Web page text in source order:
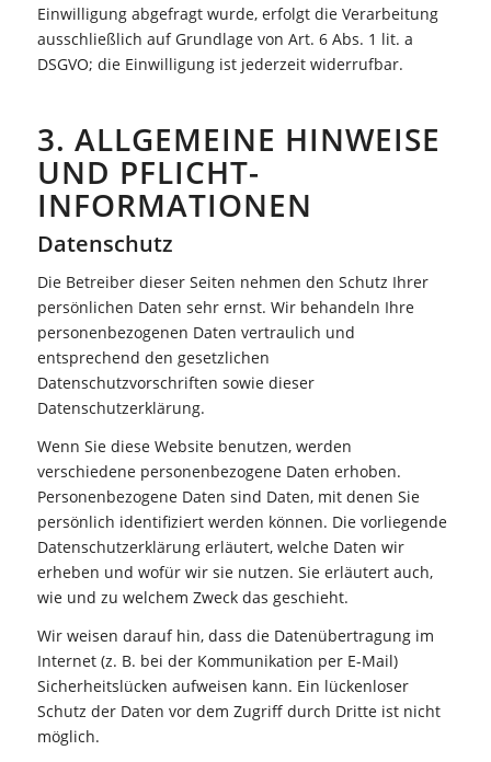
Einwilligung abgefragt wurde, erfolgt die Verarbeitung
ausschließlich auf Grundlage von Art. 6 Abs. 1 lit. a
DSGVO; die Einwilligung ist jederzeit widerrufbar.
3. ALLGEMEINE HINWEISE
UND PFLICHT­
INFORMATIONEN
Datenschutz
Die Betreiber dieser Seiten nehmen den Schutz Ihrer
persönlichen Daten sehr ernst. Wir behandeln Ihre
personenbezogenen Daten vertraulich und
entsprechend den gesetzlichen
Datenschutzvorschriften sowie dieser
Datenschutzerklärung.
Wenn Sie diese Website benutzen, werden
verschiedene personenbezogene Daten erhoben.
Personenbezogene Daten sind Daten, mit denen Sie
persönlich identifiziert werden können. Die vorliegende
Datenschutzerklärung erläutert, welche Daten wir
erheben und wofür wir sie nutzen. Sie erläutert auch,
wie und zu welchem Zweck das geschieht.
Wir weisen darauf hin, dass die Datenübertragung im
Internet (z. B. bei der Kommunikation per E-Mail)
Sicherheitslücken aufweisen kann. Ein lückenloser
Schutz der Daten vor dem Zugriff durch Dritte ist nicht
möglich.